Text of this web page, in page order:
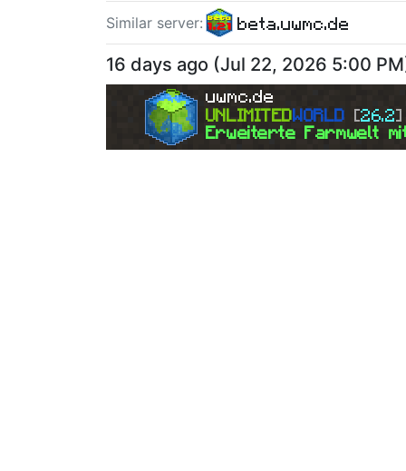
Similar server:
beta.uwmc.de
16 days ago (Jul 22, 2026 5:00 PM
uwmc.de
UNLIMITEDWORLD [26.2]
Erweiterte Farmwelt